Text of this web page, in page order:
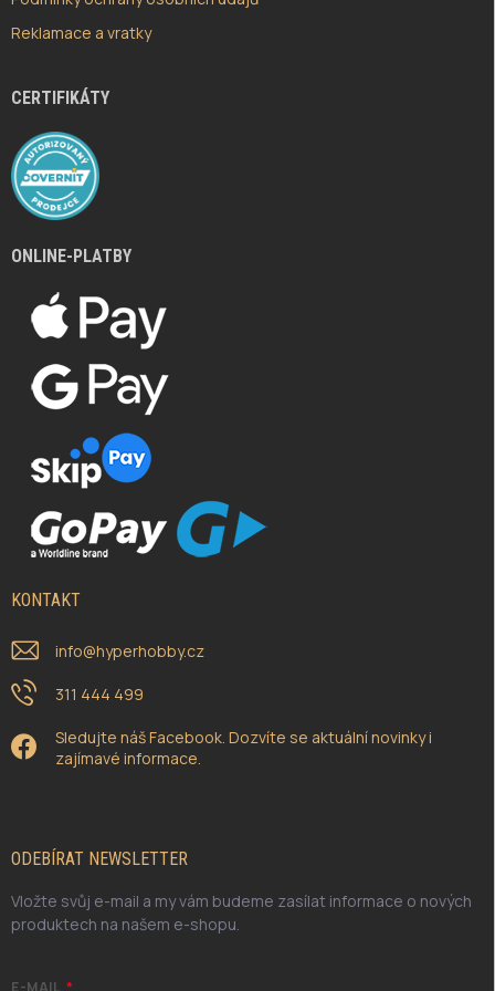
Reklamace a vratky
CERTIFIKÁTY
ONLINE-PLATBY
KONTAKT
info@hyperhobby.cz
311 444 499
Sledujte náš Facebook. Dozvíte se aktuální novinky i
zajímavé informace.
ODEBÍRAT NEWSLETTER
Vložte svůj e-mail a my vám budeme zasílat informace o nových
produktech na našem e-shopu.
E-MAIL